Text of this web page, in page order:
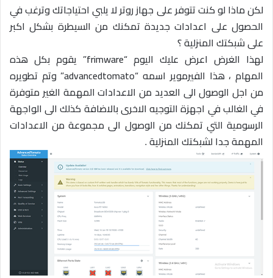
لكن ماذا لو كنت تتوفر على جهاز روتر لا يلبي احتياجاتك وترغب في
الحصول على اعدادات جديدة تمكنك من السيطرة بشكل اكبر
على شبكتك المنزلية ؟
لهذا الغرض اعرض عليك اليوم “frimware” يقوم بكل هذه
المهام ، هذا الفيرموير اسمه “advancedtomato” وتم تطويره
من اجل الوصول الى العديد من الاعدادات المهمة الغير متوفرة
في الغالب في اجهزة التوجيه الاخرى بالاضافة كذلك الى الواجهة
الرسومية التي تمكنك من الوصول الى مجموعة من الاعدادات
المهمة جدا لشبكتك المنزلية .